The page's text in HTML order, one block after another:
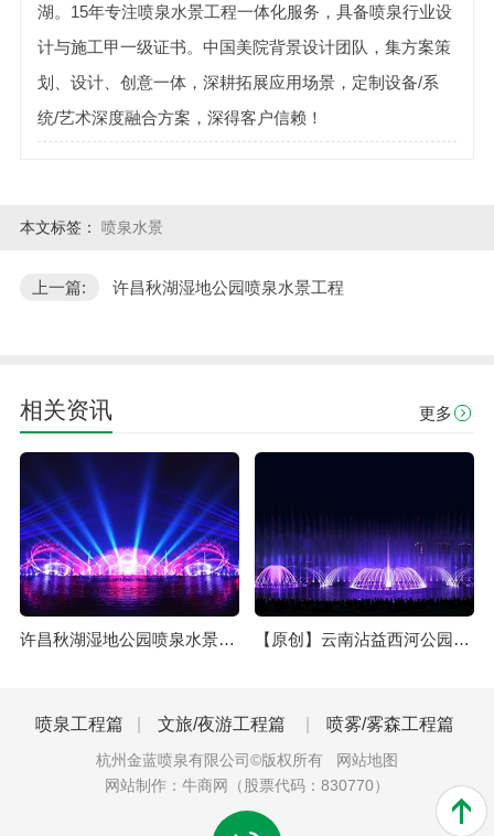
湖。15年专注喷泉水景工程一体化服务，具备喷泉行业设
计与施工甲一级证书。中国美院背景设计团队，集方案策
划、设计、创意一体，深耕拓展应用场景，定制设备/系
统/艺术深度融合方案，深得客户信赖！
本文标签： 喷泉水景
上一篇: 许昌秋湖湿地公园喷泉水景工程
相关资讯 更多
许昌秋湖湿地公园喷泉水景工程 【原创】云南沾益西河公园喷泉水景
喷泉工程篇 文旅/夜游工程篇 喷雾/雾森工程篇
杭州金蓝喷泉有限公司©版权所有
网站地图
网站制作： 牛商网 （股票代码：830770）